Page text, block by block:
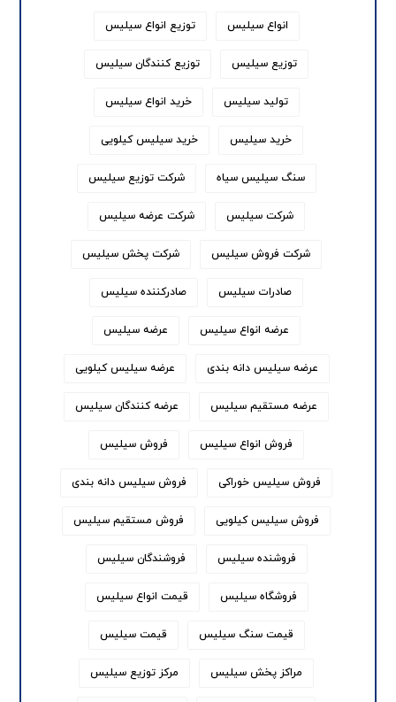
انواع سیلیس توزیع انواع سیلیس
توزیع سیلیس توزیع کنندگان سیلیس
تولید سیلیس خرید انواع سیلیس
خرید سیلیس خرید سیلیس کیلویی
سنگ سیلیس سیاه شرکت توزیع سیلیس
شرکت سیلیس شرکت عرضه سیلیس
شرکت فروش سیلیس شرکت پخش سیلیس
صادرات سیلیس صادرکننده سیلیس
عرضه انواع سیلیس عرضه سیلیس
عرضه سیلیس دانه بندی عرضه سیلیس کیلویی
عرضه مستقیم سیلیس عرضه کنندگان سیلیس
فروش انواع سیلیس فروش سیلیس
فروش سیلیس خوراکی فروش سیلیس دانه بندی
فروش سیلیس کیلویی فروش مستقیم سیلیس
فروشنده سیلیس فروشندگان سیلیس
فروشگاه سیلیس قیمت انواع سیلیس
قیمت سنگ سیلیس قیمت سیلیس
مراکز پخش سیلیس مرکز توزیع سیلیس